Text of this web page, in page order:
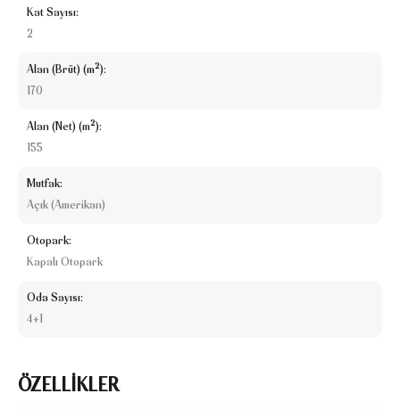
Kat Sayısı:
2
Alan (Brüt) (m²):
170
Alan (Net) (m²):
155
Mutfak:
Açık (Amerikan)
Otopark:
Kapalı Otopark
Oda Sayısı:
4+1
ÖZELLİKLER